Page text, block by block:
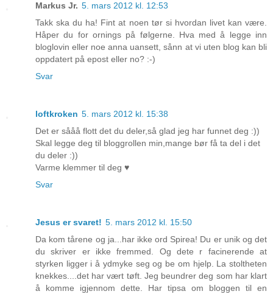
Markus Jr. 5. mars 2012 kl. 12:53
Takk ska du ha! Fint at noen tør si hvordan livet kan være.
Håper du for ornings på følgerne. Hva med å legge inn
bloglovin eller noe anna uansett, sånn at vi uten blog kan bli
oppdatert på epost eller no? :-)
Svar
loftkroken 5. mars 2012 kl. 15:38
Det er sååå flott det du deler,så glad jeg har funnet deg :))
Skal legge deg til bloggrollen min,mange bør få ta del i det
du deler :))
Varme klemmer til deg ♥
Svar
Jesus er svaret! 5. mars 2012 kl. 15:50
Da kom tårene og ja...har ikke ord Spirea! Du er unik og det
du skriver er ikke fremmed. Og dete r facinerende at
styrken ligger i å ydmyke seg og be om hjelp. La stoltheten
knekkes....det har vært tøft. Jeg beundrer deg som har klart
å komme igjennom dette. Har tipsa om bloggen til en